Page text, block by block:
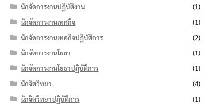
นักจัดการงานปฏิบัติงาน
(1)
นักจัดการงานเทศกิจ
(1)
นักจัดการงานเทศกิจปฏิบัติการ
(2)
นักจัดการงานโยธา
(1)
นักจัดการงานโยธาปฏิบัติการ
(1)
นักจิตวิทยา
(4)
นักจิตวิทยาปฏิบัติการ
(1)